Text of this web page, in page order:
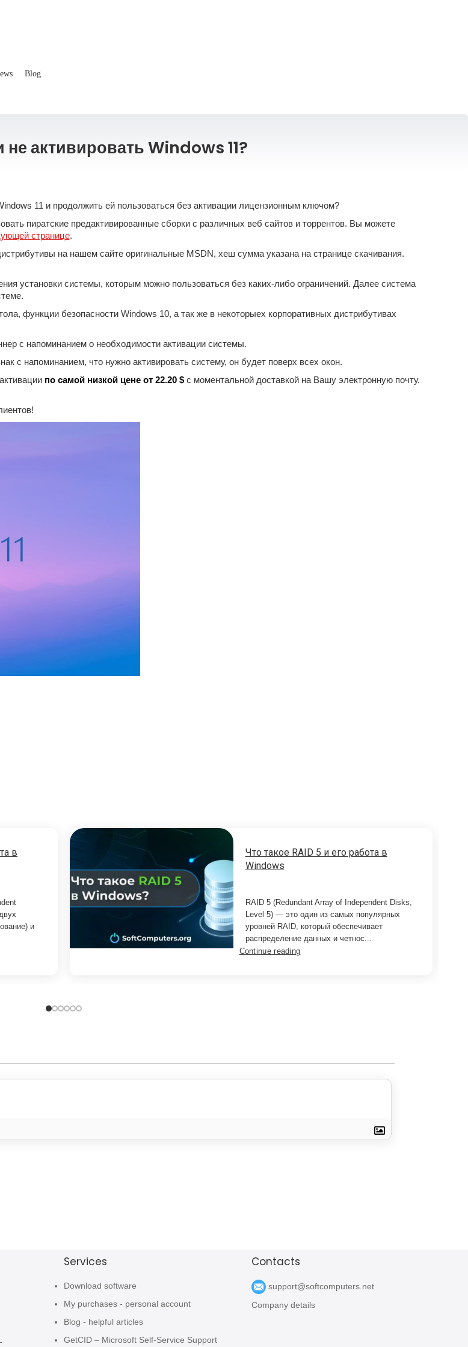
Blog
не активировать Windows 11?
11 и продолжить ей пользоваться без активации лицензионным ключом?
пиратские предактивированные сборки с различных веб сайтов и торрентов. Вы можете
странице.
на нашем сайте оригинальные MSDN, хеш сумма указана на странице скачивания.
установки системы, которым можно пользоваться без каких-либо ограничений. Далее система
функции безопасности Windows 10, а так же в некоторыех корпоративных дистрибутивах
с напоминанием о необходимости активации системы.
с напоминанием, что нужно активировать систему, он будет поверх всех окон.
по самой низкой цене от 22.20 $с моментальной доставкой на Вашу электронную почту.
в
и
Что такое RAID 5 и его работа в
Windows
RAID 5 (Redundant Array of Independent Disks,
Level 5) — это один из самых популярных
уровней RAID, который обеспечивает
распределение данных и четнос...
Continue reading
Services
Download software
My purchases - personal account
Blog - helpful articles
GetCID – Microsoft Self-Service Support
Contacts
support@softcomputers.net
Company details